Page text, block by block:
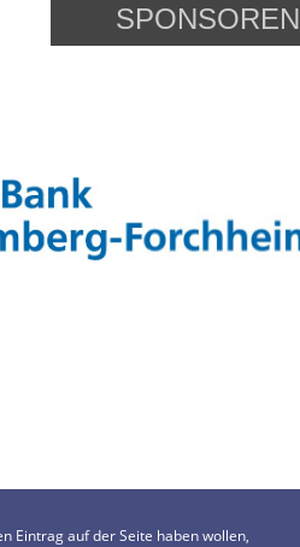
SPONSOREN
Eintrag auf der Seite haben wollen,